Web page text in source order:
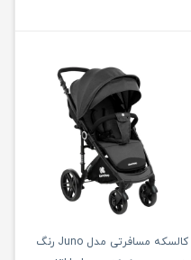
کالسکه مسافرتی مدل Juno رنگ